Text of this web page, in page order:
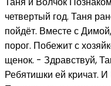
четвертый год. Таня
пойдёт. Вместе с
порог. Побежит с
щенок. - Здравствуй,
Ребятишки ей кричат.